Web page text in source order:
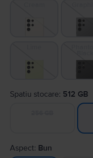
Spatiu stocare: 512 GB
Aspect: Bun